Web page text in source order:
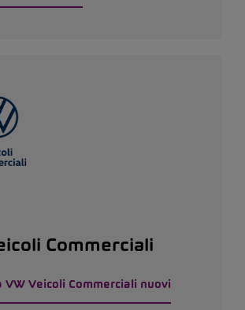
Commerciali
VW Veicoli Commerciali nuovi